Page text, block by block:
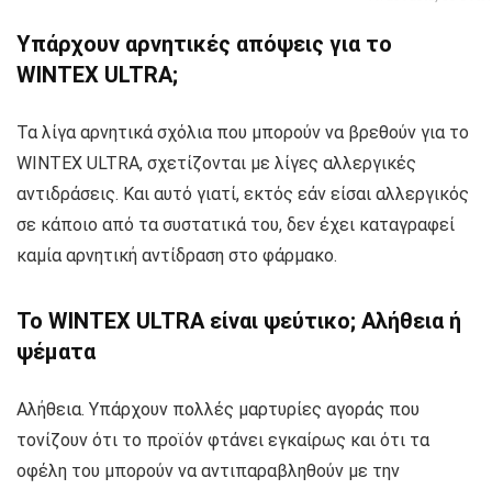
Υπάρχουν αρνητικές απόψεις για το
WINTEX ULTRA;
Τα λίγα αρνητικά σχόλια που μπορούν να βρεθούν για το
WINTEX ULTRA, σχετίζονται με λίγες αλλεργικές
αντιδράσεις. Και αυτό γιατί, εκτός εάν είσαι αλλεργικός
σε κάποιο από τα συστατικά του, δεν έχει καταγραφεί
καμία αρνητική αντίδραση στο φάρμακο.
Το WINTEX ULTRA είναι ψεύτικο; Αλήθεια ή
ψέματα
Αλήθεια. Υπάρχουν πολλές μαρτυρίες αγοράς που
τονίζουν ότι το προϊόν φτάνει εγκαίρως και ότι τα
οφέλη του μπορούν να αντιπαραβληθούν με την